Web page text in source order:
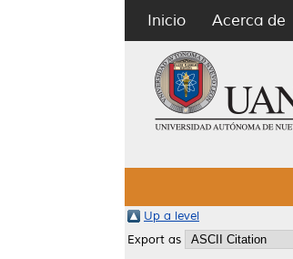
Inicio Acerca de
Up a level
Export as